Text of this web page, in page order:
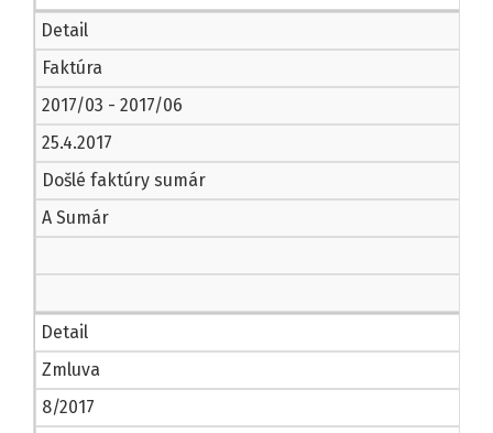
Detail
Faktúra
2017/03 - 2017/06
25.4.2017
Došlé faktúry sumár
A Sumár
Detail
Zmluva
8/2017